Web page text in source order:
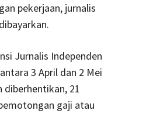
pekerjaan, jurnalis
Jurnalis Independen
3 April dan 2 Mei
21
gaji atau